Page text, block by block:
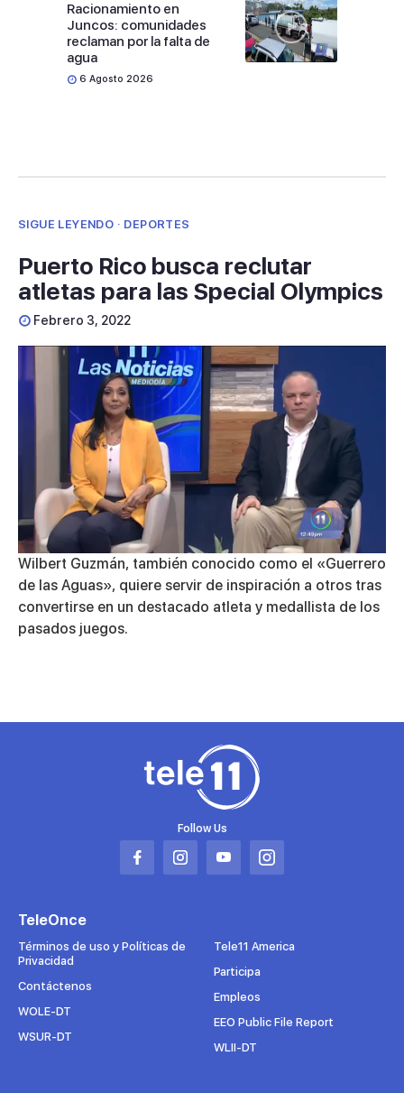
Racionamiento en
Juncos: comunidades
reclaman por la falta de
agua
6 Agosto 2026
SIGUE LEYENDO · DEPORTES
Puerto Rico busca reclutar
atletas para las Special Olympics
Febrero 3, 2022
Wilbert Guzmán, también conocido como el «Guerrero
de las Aguas», quiere servir de inspiración a otros tras
convertirse en un destacado atleta y medallista de los
pasados juegos.
Follow Us
Abrir
pestaña
Abrir
pestaña
Abrir
pestaña
Abrir
pestaña
TeleOnce
Términos de uso y Políticas de
Privacidad
Contáctenos
WOLE-DT
WSUR-DT
Tele11 America
Participa
Empleos
EEO Public File Report
WLII-DT